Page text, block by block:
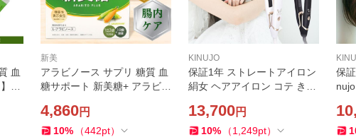
血
新
食
新美
アラビノース サプリ 糖質 血
糖サポート 新美糖+ アラビト
用 1箱40包(3g/包) 機能性表
示食品
4,860円
10% （442pt）
KINUJO
保証1年 ストレートアイロン
絹女 ヘアアイロン コテ きぬ
K 正規品 キヌージョ
13,700円
10% （1,249pt）
保
コ